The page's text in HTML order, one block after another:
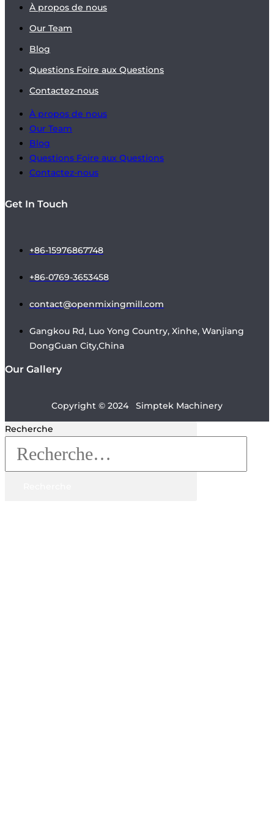
À propos de nous
Our Team
Blog
Questions Foire aux Questions
Contactez-nous
À propos de nous
Our Team
Blog
Questions Foire aux Questions
Contactez-nous
Get In Touch
+86-15976867748
+86-0769-3653458
contact@openmixingmill.com
Gangkou Rd, Luo Yong Country, Xinhe, Wanjiang
DongGuan City,China
Our Gallery
Copyright © 2024 Simptek Machinery
Recherche